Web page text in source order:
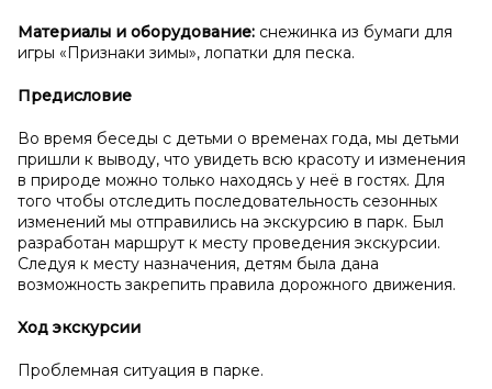
Материалы и оборудование: снежинка из бумаги для
игры «Признаки зимы», лопатки для песка.
Предисловие
Во время беседы с детьми о временах года, мы детьми
пришли к выводу, что увидеть всю красоту и изменения
в природе можно только находясь у неё в гостях. Для
того чтобы отследить последовательность сезонных
изменений мы отправились на экскурсию в парк. Был
разработан маршрут к месту проведения экскурсии.
Следуя к месту назначения, детям была дана
возможность закрепить правила дорожного движения.
Ход экскурсии
Проблемная ситуация в парке.